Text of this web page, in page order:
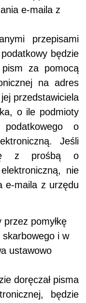
e-maila z
przepisami
będzie
pism za pomocą
na adres
przedstawiciela
o ile podmioty
o
Jeśli
z prośbą o
nie
e-maila z urzędu
pomyłkę
i w
ustawowo
doręczał pisma
będzie